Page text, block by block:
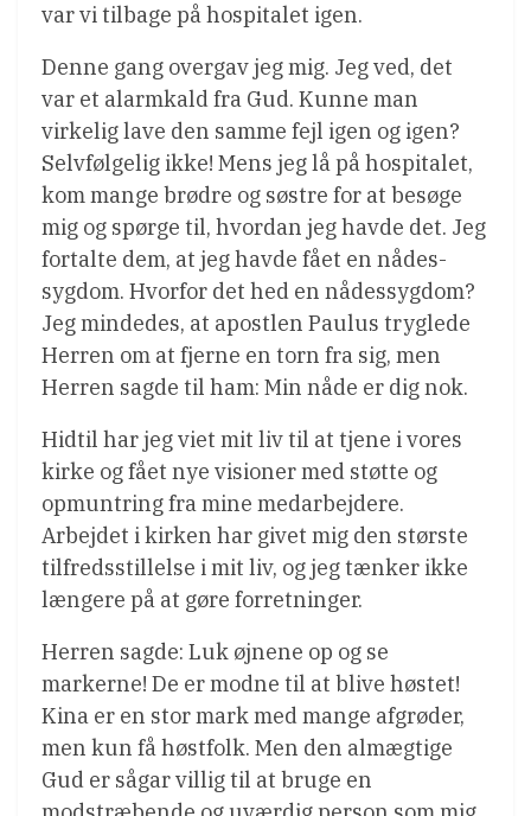
var vi tilbage på hospitalet igen.
Denne gang overgav jeg mig. Jeg ved, det
var et alarmkald fra Gud. Kunne man
virkelig lave den samme fejl igen og igen?
Selvfølgelig ikke! Mens jeg lå på hospitalet,
kom mange brødre og søstre for at besøge
mig og spørge til, hvordan jeg havde det. Jeg
fortalte dem, at jeg havde fået en nådes-
sygdom. Hvorfor det hed en nådessygdom?
Jeg mindedes, at apostlen Paulus tryglede
Herren om at fjerne en torn fra sig, men
Herren sagde til ham: Min nåde er dig nok.
Hidtil har jeg viet mit liv til at tjene i vores
kirke og fået nye visioner med støtte og
opmuntring fra mine medarbejdere.
Arbejdet i kirken har givet mig den største
tilfredsstillelse i mit liv, og jeg tænker ikke
længere på at gøre forretninger.
Herren sagde: Luk øjnene op og se
markerne! De er modne til at blive høstet!
Kina er en stor mark med mange afgrøder,
men kun få høstfolk. Men den almægtige
Gud er sågar villig til at bruge en